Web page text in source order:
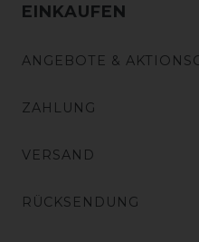
EINKAUFEN
ANGEBOTE &
ZAHLUNG
VERSAND
RÜCKSENDUNG